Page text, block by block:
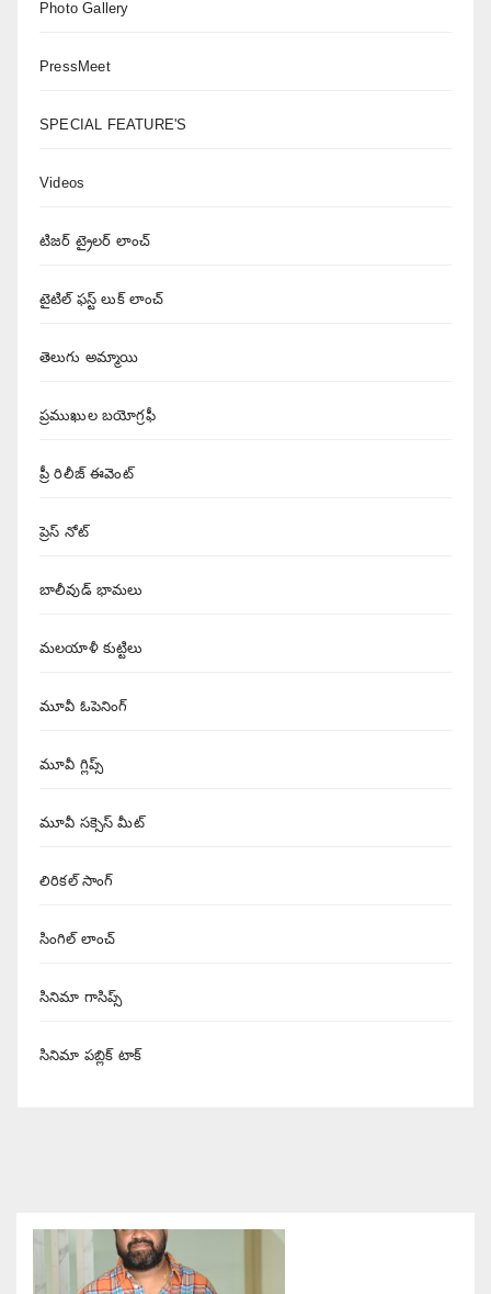
Photo Gallery
PressMeet
SPECIAL FEATURE'S
Videos
టిజర్ ట్రైలర్ లాంచ్
టైటిల్ ఫస్ట్ లుక్ లాంచ్
తెలుగు అమ్మాయి
ప్రముఖుల బయోగ్రఫీ
ప్రీ రిలీజ్ ఈవెంట్
ప్రెస్ నోట్
బాలీవుడ్ భామలు
మలయాళీ కుట్టిలు
మూవీ ఓపెనింగ్
మూవీ గ్లిప్స్
మూవీ సక్సెస్ మీట్
లిరికల్ సాంగ్
సింగిల్ లాంచ్
సినిమా గాసిప్స్
సినిమా పబ్లిక్ టాక్